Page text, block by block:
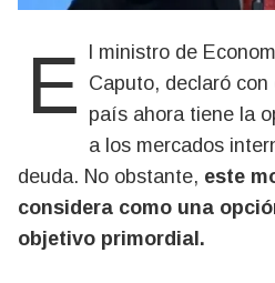
El ministro de Economía de Argentina, Luis Caputo, declaró con
país ahora tiene la
a los mercados
deuda. No obstante, este
considera como una
objetivo primordial.